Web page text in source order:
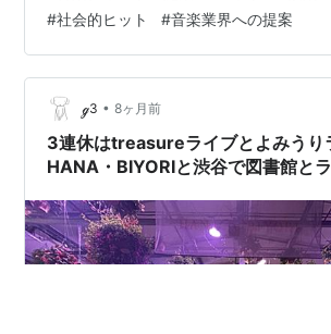
https://t.co/6VefNg5pbi — Billboard…
#社会的ヒット #音楽業界への提案
ℊ3 • 8ヶ月前
3連休はtreasureライブとよみうり
HANA・BIYORIと渋谷で図書館と